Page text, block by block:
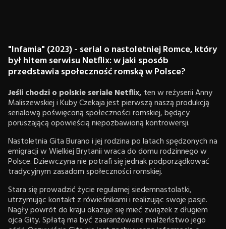
"Infamia" (2023) - serial o nastoletniej Romce, który
był hitem serwisu Netflix: w jaki sposób
przedstawia społeczność romską w Polsce?
Jeśli chodzi o polskie seriale Netflix, ten w reżyserii Anny
Maliszewskiej i Kuby Czekaja jest pierwszą naszą produkcją
serialową poświęconą społeczności romskiej, będący
poruszającą opowieścią niepozbawioną kontrowersji.
Nastoletnia Gita Burano i jej rodzina po latach spędzonych na
emigracji w Wielkiej Brytanii wraca do domu rodzinnego w
Polsce. Dziewczyna nie potrafi się jednak podporządkować
tradycyjnym zasadom społeczności romskiej.
Stara się prowadzić życie regularnej siedemnastolatki,
utrzymując kontakt z rówieśnikami i realizując swoje pasje.
Nagły powrót do kraju okazuje się mieć związek z długiem
ojca Gity. Spłatą ma być zaaranżowane małżeństwo jego